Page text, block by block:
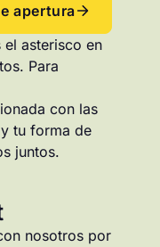
apertura
asterisco en
Para
con las
tu forma de
juntos.
nosotros por